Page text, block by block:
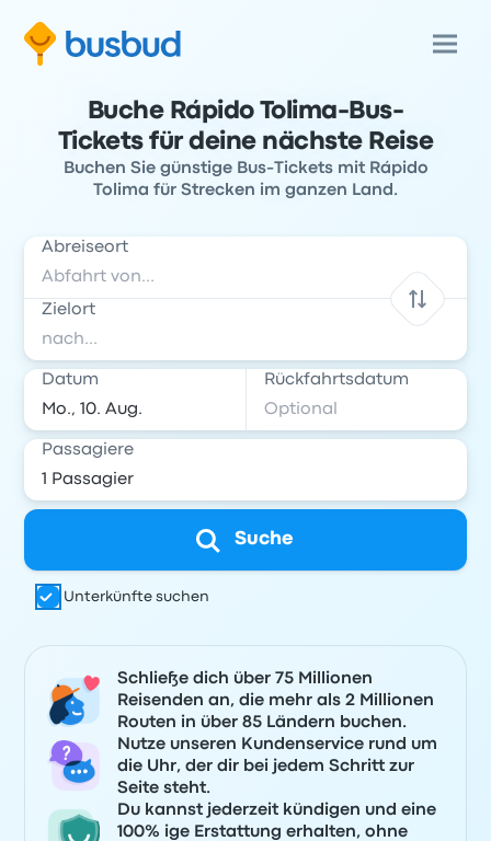
Buche Rápido Tolima-Bus-
Tickets für deine nächste Reise
Buchen Sie günstige Bus-Tickets mit Rápido
Tolima für Strecken im ganzen Land.
Abreiseort
Zielort
Datum Rückfahrtsdatum
Passagiere
Suche
Unterkünfte suchen
Schließe dich über 75 Millionen
Reisenden an, die mehr als 2 Millionen
Routen in über 85 Ländern buchen.
Nutze unseren Kundenservice rund um
die Uhr, der dir bei jedem Schritt zur
Seite steht.
Du kannst jederzeit kündigen und eine
100% ige Erstattung erhalten, ohne